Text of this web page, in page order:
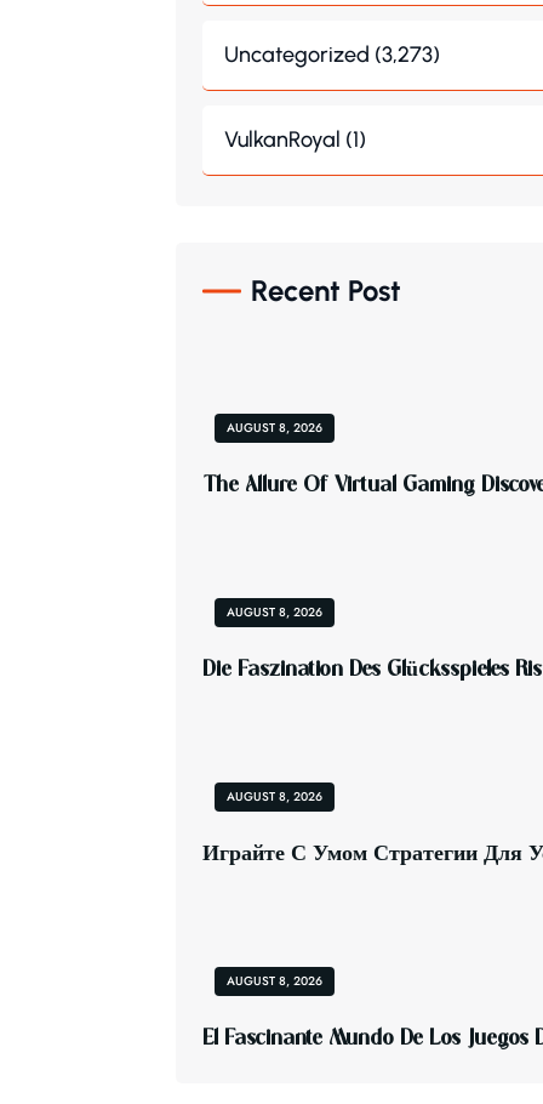
Uncategorized (3,273)
VulkanRoyal (1)
Recent Post
AUGUST 8, 2026
THE AL URE OF VIRTUA GAMING DISCOV
AUGUST 8, 2026
DIE FASZINATION DES GÜCKSSPIELES RIS
AUGUST 8, 2026
ИГРАЙТЕ С УМОМ СТРАТЕГИИ ДЛЯ У
AUGUST 8, 2026
EL FASCINANTE MUNDO DE LOS JUEGOS